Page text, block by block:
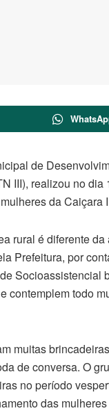
de
III), realizou no dia
da Caiçara
rural é diferente
Prefeitura, por
Socioassistencial
contemplem todo
muitas
de conversa. O
no período
das